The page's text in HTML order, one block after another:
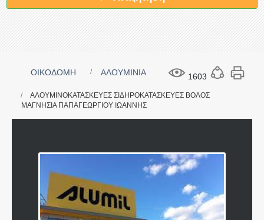
1603
ΟΙΚΟΔΟΜΗ ΑΛΟΥΜΙΝΙΑ
ΑΛΟΥΜΙΝΟΚΑΤΑΣΚΕΥΕΣ ΣΙΔΗΡΟΚΑΤΑΣΚΕΥΕΣ ΒΟΛΟΣ
ΜΑΓΝΗΣΙΑ ΠΑΠΑΓΕΩΡΓΙΟΥ ΙΩΑΝΝΗΣ